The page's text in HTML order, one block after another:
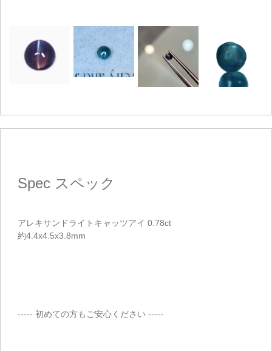
Spec スペック
アレキサンドライトキャッツアイ 0.78ct
約4.4x4.5x3.8mm
----- 初めての方もご安心ください -----